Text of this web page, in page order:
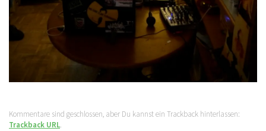
Kommentare sind geschlossen, aber Du kannst ein Trackback hinterlassen:
Trackback URL.